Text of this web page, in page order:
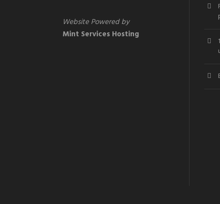
Website Powered by
Mint Services Hosting